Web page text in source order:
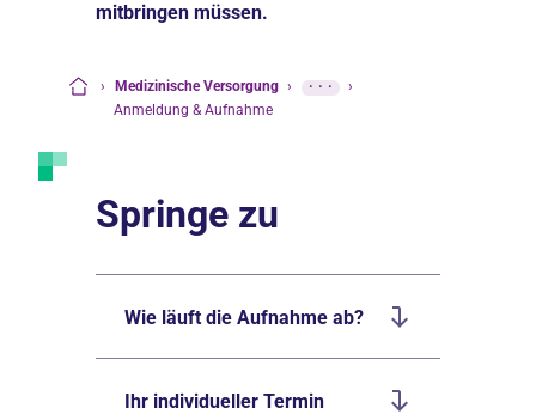
mitbringen müssen.
› Medizinische Versorgung › ···
›
Anmeldung & Aufnahme
Springe zu
Wie läuft die Aufnahme ab?
Ihr individueller Termin